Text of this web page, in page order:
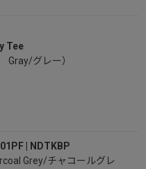
Tee
Gray/グレー）
| NDTKBP
Grey/チャコールグレ